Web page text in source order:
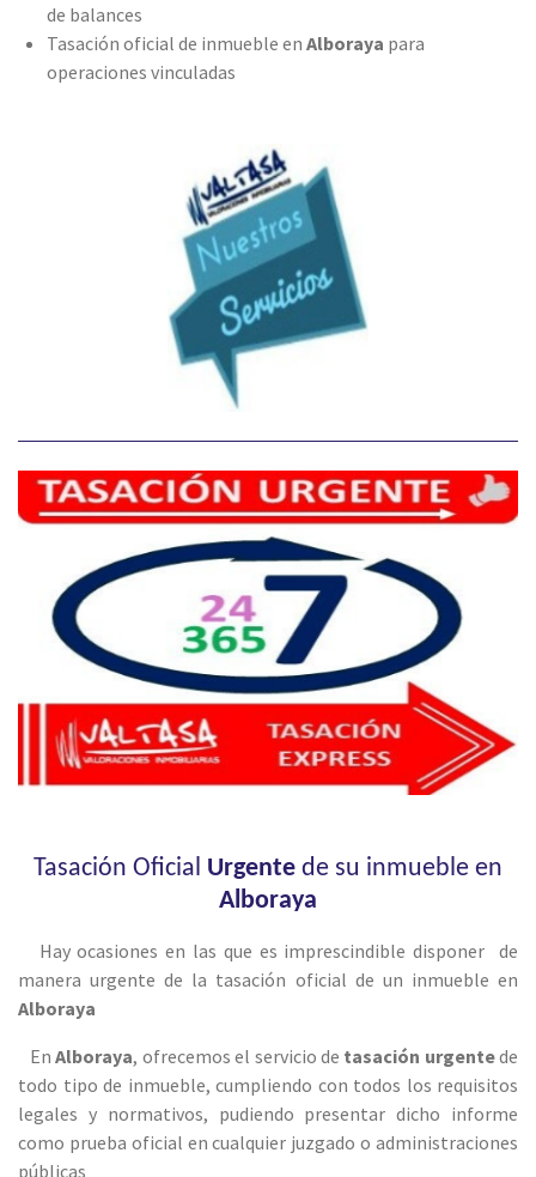
de balances
Tasación oficial de inmueble en Alboraya para
operaciones vinculadas
Tasación Oficial Urgente de su inmueble en
Alboraya
Hay ocasiones en las que es imprescindible disponer de
manera urgente de la tasación oficial de un inmueble en
Alboraya
EnAlboraya, ofrecemos el servicio de tasación urgentede
todo tipo de inmueble, cumpliendo con todos los requisitos
legales y normativos, pudiendo presentar dicho informe
como prueba oficial en cualquier juzgado o administraciones
públicas